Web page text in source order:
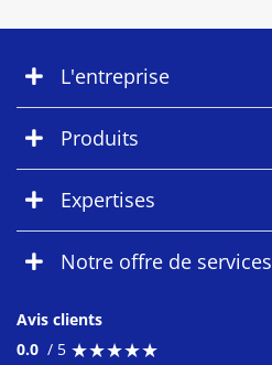
L'entreprise
Produits
Expertises
Notre offre de services
Avis clients
0.0 / 5 ★★★★★
★★★★★